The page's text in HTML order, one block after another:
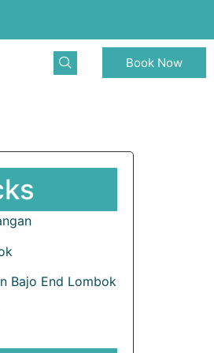
Book Now
Bajo End Lombok